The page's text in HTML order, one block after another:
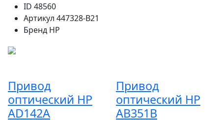
ID 48560
Артикул 447328-B21
Бренд HP
Привод
оптический HP
AD142A
Привод
оптический HP
AB351B